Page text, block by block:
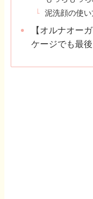
泥洗顔の使い
【オルナオー
ケージでも最